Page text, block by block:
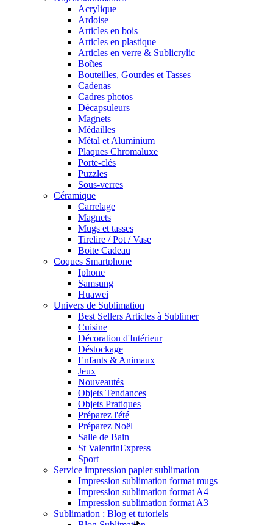
Acrylique
Ardoise
Articles en bois
Articles en plastique
Articles en verre & Sublicrylic
Boîtes
Bouteilles, Gourdes et Tasses
Cadenas
Cadres photos
Décapsuleurs
Magnets
Médailles
Métal et Aluminium
Plaques Chromaluxe
Porte-clés
Puzzles
Sous-verres
Céramique
Carrelage
Magnets
Mugs et tasses
Tirelire / Pot / Vase
Boite Cadeau
Coques Smartphone
Iphone
Samsung
Huawei
Univers de Sublimation
Best Sellers Articles à Sublimer
Cuisine
Décoration d'Intérieur
Déstockage
Enfants & Animaux
Jeux
Nouveautés
Objets Tendances
Objets Pratiques
Préparez l'été
Préparez Noël
Salle de Bain
St ValentinExpress
Sport
Service impression papier sublimation
Impression sublimation format mugs
Impression sublimation format A4
Impression sublimation format A3
Sublimation : Blog et tutoriels